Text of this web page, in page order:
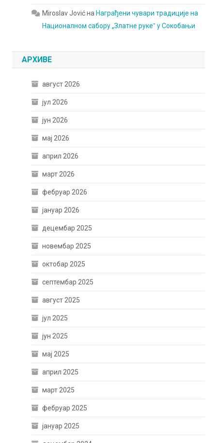
Miroslav Jovićна Награђени чувари традиције на
Националном сабору „Златне рукеˮ у Сокобањи
АРХИВЕ
август 2026
јул 2026
јун 2026
мај 2026
април 2026
март 2026
фебруар 2026
јануар 2026
децембар 2025
новембар 2025
октобар 2025
септембар 2025
август 2025
јул 2025
јун 2025
мај 2025
април 2025
март 2025
фебруар 2025
јануар 2025